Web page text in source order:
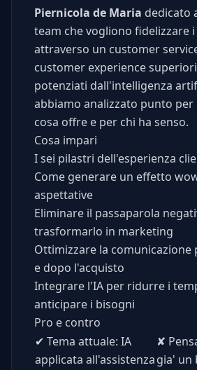
Piernicola de Maria dedicato
team che vogliono fidelizzare
attraverso un customer
customer experience
potenziati dall'intelligenza
abbiamo analizzato punto per
cosa offre e per chi ha senso.
Cosa impari
I sei pilastri dell'esperienza
Come generare un effetto
aspettative
Eliminare il passaparola
trasformarlo in marketing
Ottimizzare la
e dopo l'acquisto
Integrare l'IA per ridurre i
anticipare i bisogni
Pro e contro
✔ Tema attuale: IA
applicata all'assistenza
✘
gia' un